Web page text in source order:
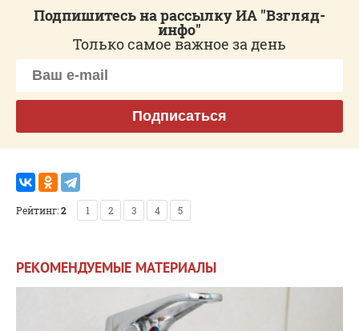
Подпишитесь на рассылку ИА "Взгляд-
инфо"
Только самое важное за день
Подписаться
Рейтинг:2 1 2 3 4 5
РЕКОМЕНДУЕМЫЕ МАТЕРИАЛЫ